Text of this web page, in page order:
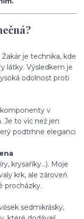
je technika, kde
látky. Výsledkem je
odolnost proti
komponenty v
Je to víc než jen
podtrhne eleganci
krysaříky...). Moje
krk, ale zároveň
procházky.
sedmikrásky,